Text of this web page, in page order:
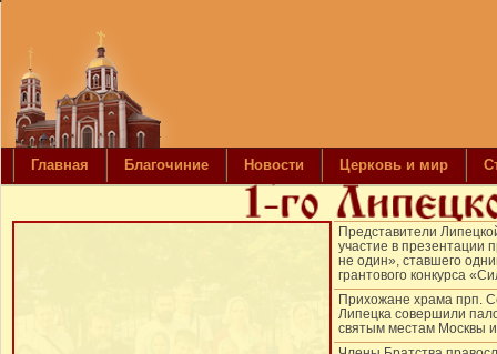
Главная Благочиние Новости Церковь и мир
Представители
участие в презентации
не один», ставшего
грантового конкурса
Прихожане храма прп.
Липецка совершили
святым местам Москвы